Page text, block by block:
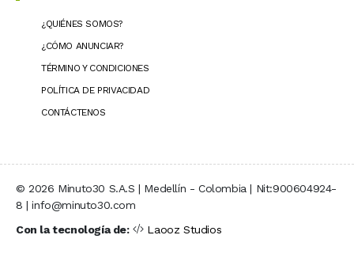
¿QUIÉNES SOMOS?
¿CÓMO ANUNCIAR?
TÉRMINO Y CONDICIONES
POLÍTICA DE PRIVACIDAD
CONTÁCTENOS
© 2026 Minuto30 S.A.S | Medellín - Colombia | Nit:900604924-
8 | info@minuto30.com
Con la tecnología de:
Laooz Studios